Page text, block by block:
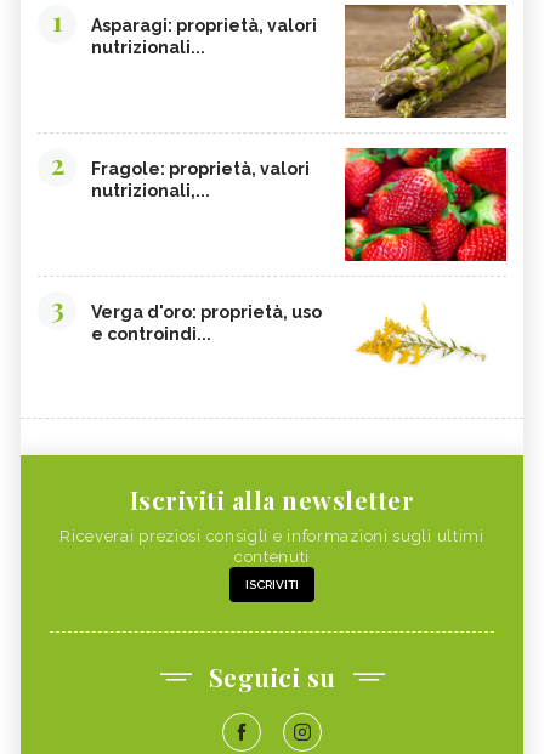
1
Asparagi: proprietà, valori
nutrizionali...
2
Fragole: proprietà, valori
nutrizionali,...
3
Verga d'oro: proprietà, uso
e controindi...
Iscriviti alla newsletter
Riceverai preziosi consigli e informazioni sugli ultimi
contenuti
ISCRIVITI
Seguici su